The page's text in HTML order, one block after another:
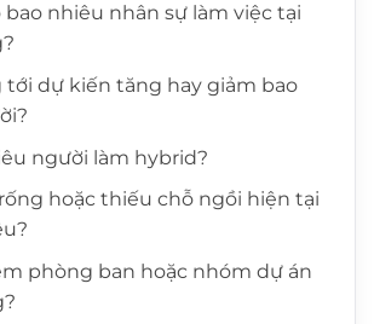
bao nhiêu nhân sự làm việc tại
tới dự kiến tăng hay giảm bao
người làm hybrid?
hoặc thiếu chỗ ngồi hiện tại
phòng ban hoặc nhóm dự án